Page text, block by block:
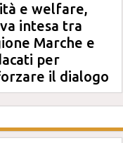
e welfare,
intesa tra
Marche e
per
il dialogo